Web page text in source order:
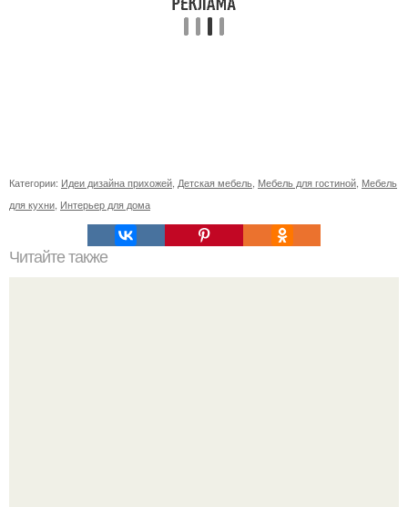
Категории: Идеи дизайна прихожей Детская мебель Мебель для гостиной Мебель
для кухни Интерьер для дома
Читайте также